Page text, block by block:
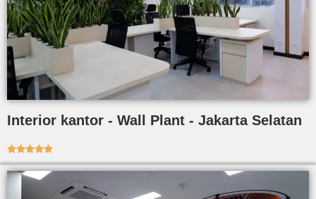
Interior kantor - Wall Plant - Jakarta Selatan
